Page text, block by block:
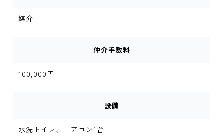
媒介
仲介手数料
100,000円
設備
水洗トイレ、エアコン1台